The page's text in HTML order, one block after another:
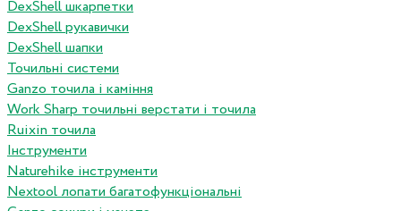
DexShell шкарпетки
DexShell рукавички
DexShell шапки
Точильні системи
Ganzo точила і каміння
Work Sharp точильні верстати і точила
Ruixin точила
Інструменти
Naturehike інструменти
Nextool лопати багатофункціональні